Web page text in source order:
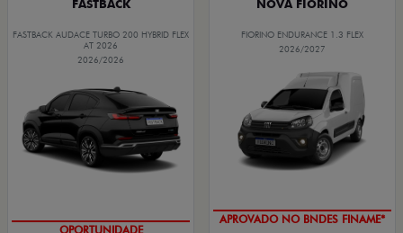
FASTBACK
FASTBACK AUDACE TURBO 200 HYBRID FLEX
AT 2026
2026/2026
OPORTUNIDADE
NOVA FIORINO
FIORINO ENDURANCE 1.3 FLEX
2026/2027
APROVADO NO BNDES FINAME*